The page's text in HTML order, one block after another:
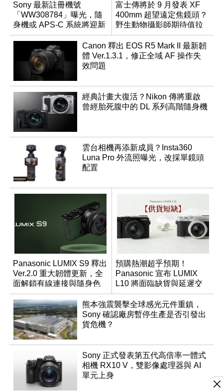
Sony 最新註冊機號
「WW308784」曝光，隨
身機或 APS-C 系統將迎新
成員？
富士傳將於 9 月發表 XF
400mm 超望遠定焦鏡頭？
野生動物攝影師期待值拉
滿
Canon 釋出 EOS R5 Mark II 最新韌
體 Ver.1.3.1，修正全域 AF 操作失
效問題
經典計畫大復活？Nikon 傳將重啟
曾經胎死腹中的 DL 系列高階隨身機
雲台相機再添新成員？Insta360
Luna Pro 外流照曝光，改採單鏡頭
配置
Panasonic LUMIX S9 釋出
Ver.2.0 重大韌體更新，全
面解鎖有線連接與隨身色
調編輯
預購熱潮超乎預期！
Panasonic 宣布 LUMIX
L10 將面臨缺貨與延遲交
貨時間
熊本強震襲擊全球感光元件重鎮，
Sony 確認廠房暫停生產是否引發出
貨危機？
Sony 正式發表第五代高倍率一體式
相機 RX10 V，雙影像處理器與 AI
單元上身